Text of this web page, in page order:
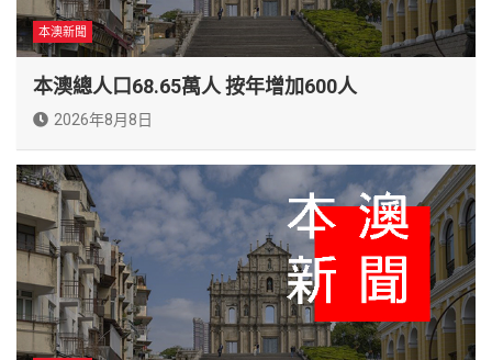
本澳新聞
本澳總人口68.65萬人 按年增加600人
2026年8月8日